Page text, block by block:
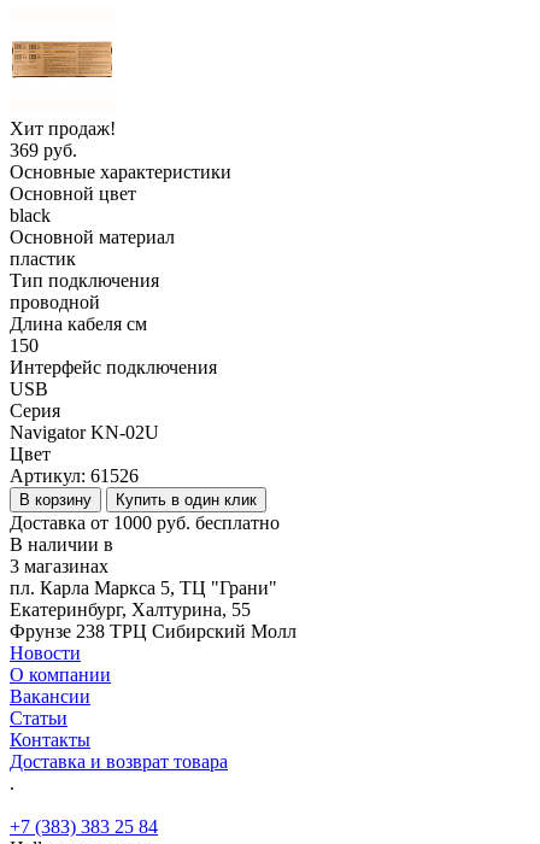
Хит продаж!
369 руб.
Основные характеристики
Основной цвет
black
Основной материал
пластик
Тип подключения
проводной
Длина кабеля см
150
Интерфейс подключения
USB
Серия
Navigator KN-02U
Цвет
Артикул: 61526
В корзину Купить в один клик
Доставка от 1000 руб. бесплатно
В наличии в
3 магазинах
пл. Карла Маркса 5, ТЦ "Грани"
Екатеринбург, Халтурина, 55
Фрунзе 238 ТРЦ Сибирский Молл
Новости
О компании
Вакансии
Статьи
Контакты
Доставка и возврат товара
.
+7 (383) 383 25 84